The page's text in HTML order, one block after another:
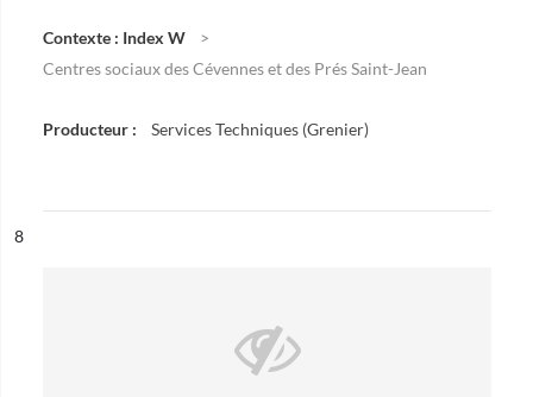
Contexte : Index W
Centres sociaux des Cévennes et des Prés Saint-Jean
Producteur : Services Techniques (Grenier)
n°
8